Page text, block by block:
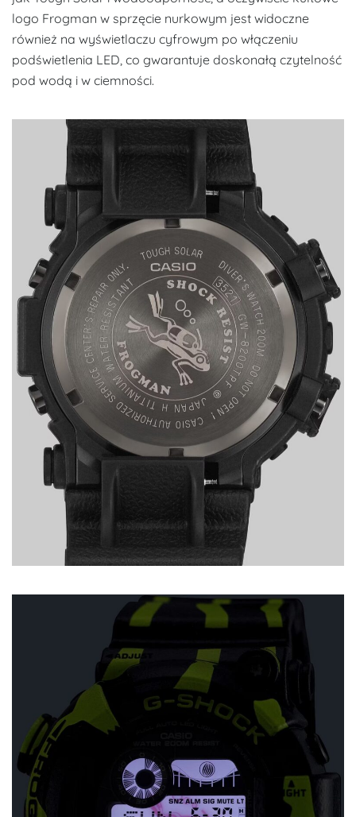
logo Frogman w sprzęcie nurkowym jest widoczne
również na wyświetlaczu cyfrowym po włączeniu
podświetlenia LED, co gwarantuje doskonałą czytelność
pod wodą i w ciemności.